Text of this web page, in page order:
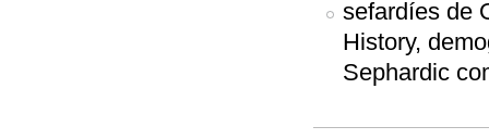
sefardíes de
History,
Sephardic